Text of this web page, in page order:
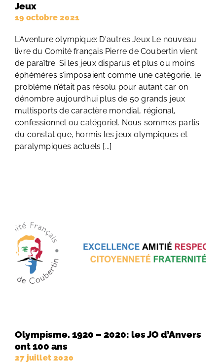
Jeux
19 octobre 2021
L'Aventure olympique: D'autres Jeux Le nouveau
livre du Comité français Pierre de Coubertin vient
de paraître. Si les jeux disparus et plus ou moins
éphémères s’imposaient comme une catégorie, le
problème n’était pas résolu pour autant car on
dénombre aujourd’hui plus de 50 grands jeux
multisports de caractère mondial, régional,
confessionnel ou catégoriel. Nous sommes partis
du constat que, hormis les jeux olympiques et
paralympiques actuels [...]
Olympisme. 1920 – 2020: les JO d’Anvers
ont 100 ans
27 juillet 2020